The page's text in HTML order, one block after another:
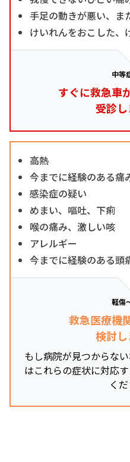
手足の動きが悪い、ま
けいれんをおこした、
中等
すぐに救急車
受診
高熱
今までに経験のある痛
感染症の疑い
めまい、嘔吐、下痢
喉の痛み、激しい咳
アレルギー
今までに経験のある頭
軽傷
救急医療機
検討
もし病院が見つからな
はこれらの症状に対応
くだ